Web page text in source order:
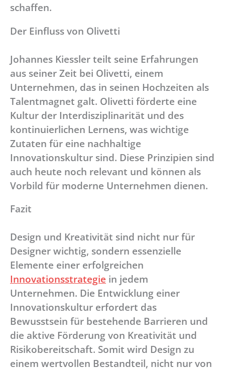
schaffen.
Der Einfluss von Olivetti
Johannes Kiessler teilt seine Erfahrungen
aus seiner Zeit bei Olivetti, einem
Unternehmen, das in seinen Hochzeiten als
Talentmagnet galt. Olivetti förderte eine
Kultur der Interdisziplinarität und des
kontinuierlichen Lernens, was wichtige
Zutaten für eine nachhaltige
Innovationskultur sind. Diese Prinzipien sind
auch heute noch relevant und können als
Vorbild für moderne Unternehmen dienen.
Fazit
Design und Kreativität sind nicht nur für
Designer wichtig, sondern essenzielle
Elemente einer erfolgreichen
Innovationsstrategie in jedem
Unternehmen. Die Entwicklung einer
Innovationskultur erfordert das
Bewusstsein für bestehende Barrieren und
die aktive Förderung von Kreativität und
Risikobereitschaft. Somit wird Design zu
einem wertvollen Bestandteil, nicht nur von